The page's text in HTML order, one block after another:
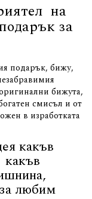
на
за
подарък, бижу,
бижута,
смисъл и от
в изработката
какъв
любим